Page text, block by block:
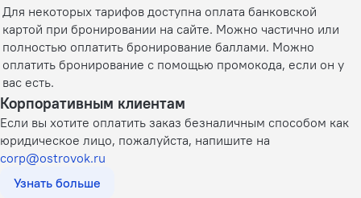
Для некоторых тарифов доступна оплата банковской
картой при бронировании на сайте. Можно частично или
полностью оплатить бронирование баллами. Можно
оплатить бронирование с помощью промокода, если он у
вас есть.
Корпоративным клиентам
Если вы хотите оплатить заказ безналичным способом как
юридическое лицо, пожалуйста, напишите на
corp@ostrovok.ru
Узнать больше